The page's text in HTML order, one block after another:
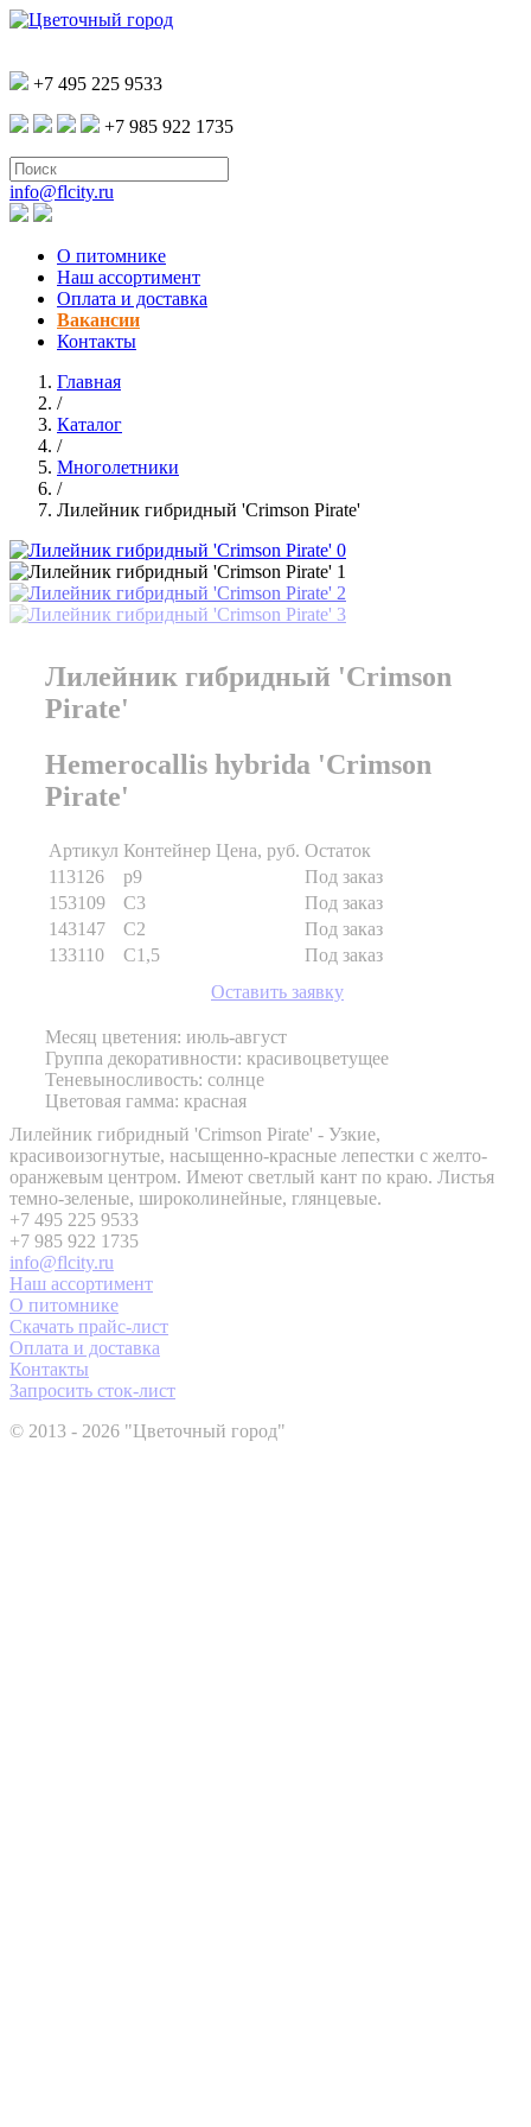
+7 495 225 9533
+7 985 922 1735
info@flcity.ru
О питомнике
Наш ассортимент
Оплата и доставка
Вакансии
Контакты
Главная
/
Каталог
/
Многолетники
/
Лилейник гибридный 'Crimson Pirate'
Лилейник гибридный 'Crimson
Pirate'
Hemerocallis hybrida 'Crimson
Pirate'
Артикул Контейнер Цена, руб. Остаток
113126
p9
Под заказ
153109
C3
Под заказ
143147
C2
Под заказ
133110
C1,5
Под заказ
Оставить заявку
Месяц цветения: июль-август
Группа декоративности: красивоцветущее
Теневыносливость: солнце
Цветовая гамма: красная
Лилейник гибридный 'Crimson Pirate' - Узкие,
красивоизогнутые, насыщенно-красные лепестки с желто-
оранжевым центром. Имеют светлый кант по краю. Листья
темно-зеленые, широколинейные, глянцевые.
+7 495 225 9533
+7 985 922 1735
info@flcity.ru
Наш ассортимент
О питомнике
Скачать прайс-лист
Оплата и доставка
Контакты
Запросить сток-лист
© 2013 - 2026 "Цветочный город"